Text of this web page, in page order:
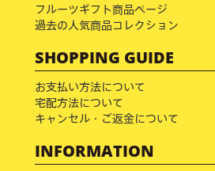
フルーツギフト商品ページ
過去の人気商品コレクション
SHOPPING GUIDE
お支払い方法について
宅配方法について
キャンセル・ご返金について
INFORMATION